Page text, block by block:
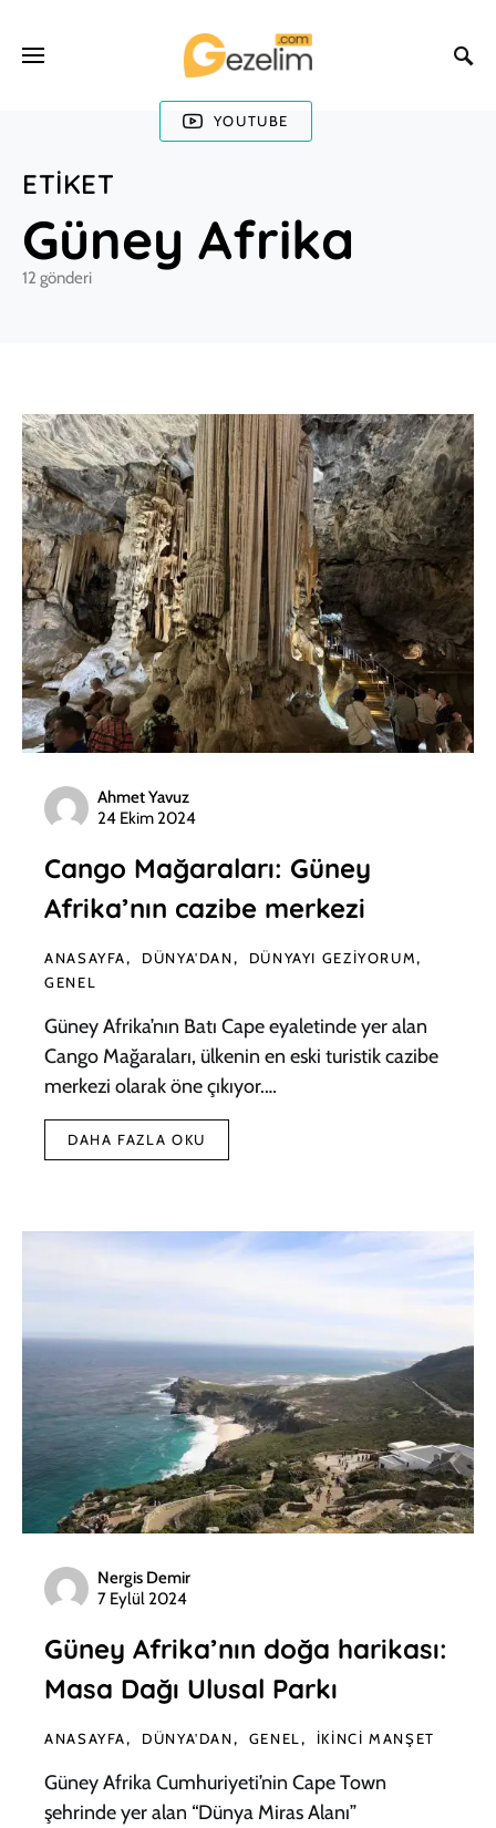
YOUTUBE
ETIKET
Güney Afrika
12 gönderi
Ahmet Yavuz
24 Ekim 2024
Cango Mağaraları: Güney
Afrika’nın cazibe merkezi
ANASAYFA DÜNYA'DAN
DÜNYAYI GEZIYORUM
GENEL
Güney Afrika’nın Batı Cape eyaletinde yer alan
Cango Mağaraları, ülkenin en eski turistik cazibe
merkezi olarak öne çıkıyor.…
DAHA FAZLA OKU
Nergis Demir
7 Eylül 2024
Güney Afrika’nın doğa harikası:
Masa Dağı Ulusal Parkı
ANASAYFA DÜNYA'DAN GENEL İKINCI MANŞET
Güney Afrika Cumhuriyeti’nin Cape Town
şehrinde yer alan “Dünya Miras Alanı”